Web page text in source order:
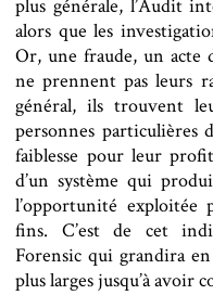
plus générale, l’Audit
alors que les
Or, une fraude, un acte
ne prennent pas leurs
général, ils trouvent
personnes particulières
faiblesse pour leur
d’un système qui
l’opportunité exploitée
fins. C’est de cet
Forensic qui grandira
plus larges jusqu’à avoir